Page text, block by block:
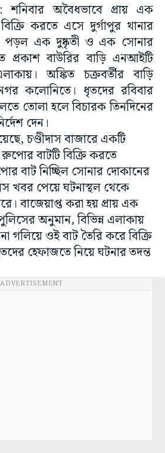
শনিবার অবৈধভাবে প্রায় এক
করতে এসে দুর্গাপুর থানার
পড়ল এক দুষ্কৃতী ও এক সোনার
প্রকাশ বাউরির বাড়ি এনআইটি
অঙ্কিত চক্রবর্তীর বাড়ি
কলোনিতে। ধৃতদের রবিবার
তোলা হলে বিচারক তিনদিনের
দেন।
চণ্ডীদাস বাজারে একটি
বাটটি বিক্রি করতে
বাট নিচ্ছিল সোনার দোকানের
খবর পেয়ে ঘটনাস্থল থেকে
বাজেয়াপ্ত করা হয় প্রায় এক
অনুমান, বিভিন্ন এলাকায়
ওই বাট তৈরি করে বিক্রি
হেফাজতে নিয়ে ঘটনার তদন্ত
ADVERTISEMENT